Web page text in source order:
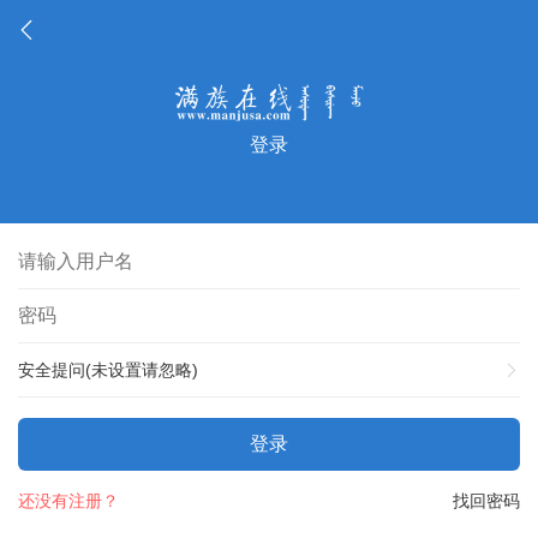
登录
安全提问(未设置请忽略)
登录
找回密码
还没有注册？